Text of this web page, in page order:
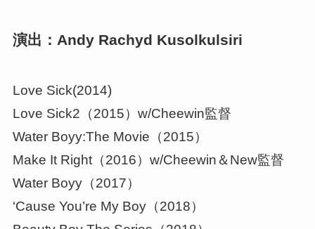
演出：Andy Rachyd Kusolkulsiri
Love Sick(2014)
Love Sick2（2015）w/Cheewin監督
Water Boyy:The Movie（2015）
Make It Right（2016）w/Cheewin＆New監督
Water Boyy（2017）
‘Cause You’re My Boy（2018）